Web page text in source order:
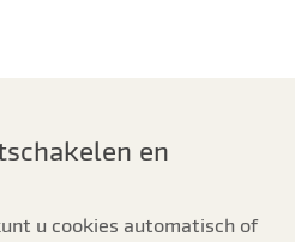
en
u cookies automatisch of